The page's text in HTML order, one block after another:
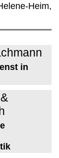
Heim,
in